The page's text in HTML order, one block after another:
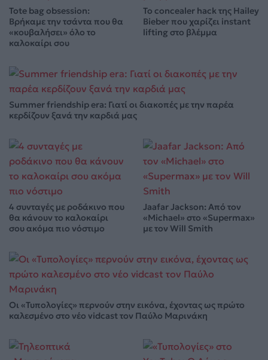
Tote bag obsession:
Βρήκαμε την τσάντα που θα
«κουβαλήσει» όλο το
καλοκαίρι σου
Το concealer hack της Hailey
Bieber που χαρίζει instant
lifting στο βλέμμα
Summer friendship era: Γιατί οι διακοπές με την παρέα
κερδίζουν ξανά την καρδιά μας
4 συνταγές με ροδάκινο που
θα κάνουν το καλοκαίρι
σου ακόμα πιο νόστιμο
Jaafar Jackson: Από τον
«Michael» στο «Supermax»
με τον Will Smith
Οι «Τυπολογίες» περνούν στην εικόνα, έχοντας ως πρώτο
καλεσμένο στο νέο vidcast τον Παύλο Μαρινάκη